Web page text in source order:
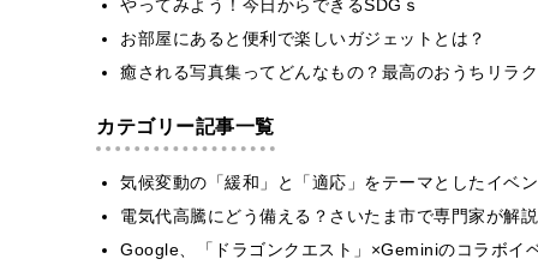
やってみよう！今日からできるSDGｓ
お部屋にあると便利で楽しいガジェットとは？
癒される写真集ってどんなもの？最高のおうちリラ
カテゴリー記事一覧
気候変動の「緩和」と「適応」をテーマとしたイベ
電気代高騰にどう備える？さいたま市で専門家が解
Google、「ドラゴンクエスト」×Geminiのコラボイ